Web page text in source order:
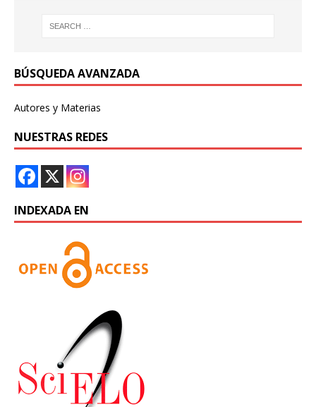
BÚSQUEDA AVANZADA
Autores y Materias
NUESTRAS REDES
INDEXADA EN